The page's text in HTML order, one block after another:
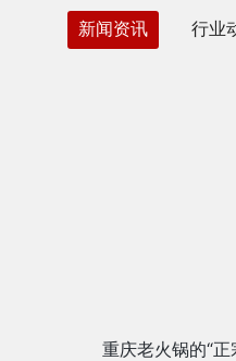
新闻资讯 行业
重庆老火锅的“正